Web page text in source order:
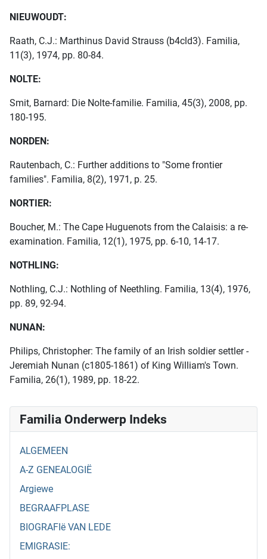
Familia Onderwerp Indeks
ALGEMEEN
A-Z GENEALOGIË
Argiewe
BEGRAAFPLASE
BIOGRAFIë VAN LEDE
EMIGRASIE:
NIEUWOUDT:
Raath, C.J.: Marthinus David Strauss (b4cld3). Familia,
11(3), 1974, pp. 80-84.
NOLTE:
Smit, Barnard: Die Nolte-familie. Familia, 45(3), 2008, pp.
180-195.
NORDEN:
Rautenbach, C.: Further additions to "Some frontier
families". Familia, 8(2), 1971, p. 25.
NORTIER:
Boucher, M.: The Cape Huguenots from the Calaisis: a re-
examination. Familia, 12(1), 1975, pp. 6-10, 14-17.
NOTHLING:
Nothling, C.J.: Nothling of Neethling. Familia, 13(4), 1976,
pp. 89, 92-94.
NUNAN:
Philips, Christopher: The family of an Irish soldier settler -
Jeremiah Nunan (c1805-1861) of King William's Town.
Familia, 26(1), 1989, pp. 18-22.